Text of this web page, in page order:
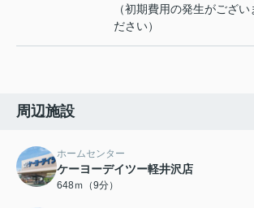
（初期費用の発生がござ
ださい）
周辺施設
ホームセンター
ケーヨーデイツー軽井沢店
648ｍ（9分）